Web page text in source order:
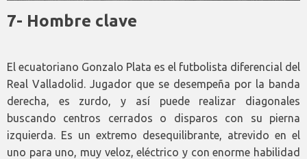
7- Hombre clave
El ecuatoriano Gonzalo Plata es el futbolista diferencial del
Real Valladolid. Jugador que se desempeña por la banda
derecha, es zurdo, y así puede realizar diagonales
buscando centros cerrados o disparos con su pierna
izquierda. Es un extremo desequilibrante, atrevido en el
uno para uno, muy veloz, eléctrico y con enorme habilidad